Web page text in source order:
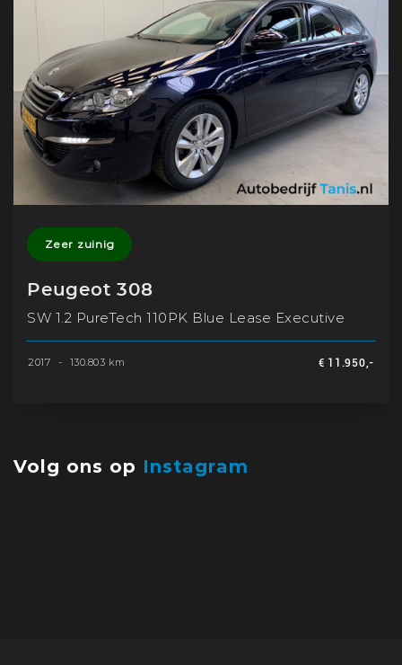
Zeer zuinig
Peugeot 308
SW 1.2 PureTech 110PK Blue Lease Executive
2017 - 130.803 km € 11.950,-
Volg ons op Instagram